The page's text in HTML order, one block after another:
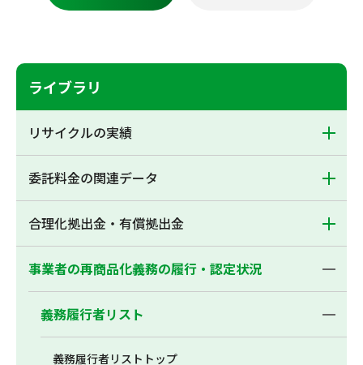
ライブラリ
リサイクルの実績
委託料金の関連データ
合理化拠出金・有償拠出金
事業者の再商品化義務の履行・認定状況
義務履行者リスト
義務履行者リストトップ